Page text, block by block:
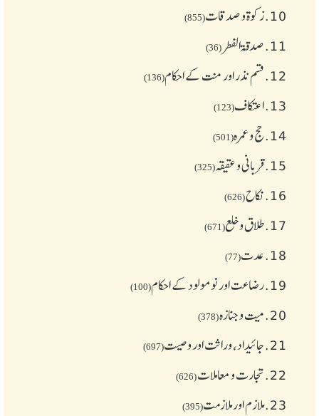
10. زکوة و صدقات(855)
11. صدقۃ الفطر (36)
12. قسم نذر اور منت کے احکام(136)
13. اعتکاف(123)
14. حج و عمرہ(501)
15. قربانی و عقیقہ(325)
16. نکاح(626)
17. طلاق و خلع(671)
18. عدت(77)
19. رضاعت اور نومولود کے احکام(100)
20. میت و جنازہ(378)
21. جائیداد، وراثت اور وصیت(697)
22. تجارت و معاملات(626)
23. ملازم اور ملازمت(395)